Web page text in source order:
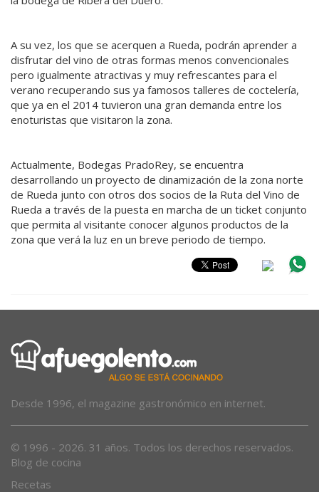
A su vez, los que se acerquen a Rueda, podrán aprender a
disfrutar del vino de otras formas menos convencionales
pero igualmente atractivas y muy refrescantes para el
verano recuperando sus ya famosos talleres de coctelería,
que ya en el 2014 tuvieron una gran demanda entre los
enoturistas que visitaron la zona.
Actualmente, Bodegas PradoRey, se encuentra
desarrollando un proyecto de dinamización de la zona norte
de Rueda junto con otros dos socios de la Ruta del Vino de
Rueda a través de la puesta en marcha de un ticket conjunto
que permita al visitante conocer algunos productos de la
zona que verá la luz en un breve periodo de tiempo.
Desde 1996, el magazine gastronómico en internet.
© 1996 - 2026. 31 años. Todos los derechos reservados.
Blog de cocina
Recetas